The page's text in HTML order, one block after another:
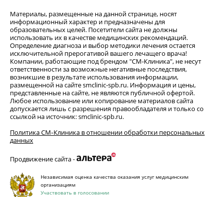
Материалы, размещенные на данной странице, носят
информационный характер и предназначены для
образовательных целей. Посетители сайта не должны
использовать их в качестве медицинских рекомендаций.
Определение диагноза и выбор методики лечения остается
исключительной прерогативой вашего лечащего врача!
Компании, работающие под брендом "СМ-Клиника", не несут
ответственности за возможные негативные последствия,
возникшие в результате использования информации,
размещенной на сайте smclinic-spb.ru. Информация и цены,
представленные на сайте, не являются публичной офертой.
Любое использование или копирование материалов сайта
допускается лишь с разрешения правообладателя и только со
ссылкой на источник: smclinic-spb.ru.
Политика СМ‑Клиника в отношении обработки персональных
данных
Продвижение сайта -
Независимая оценка качества оказания услуг медицинским
организациям
Участвовать в голосовании